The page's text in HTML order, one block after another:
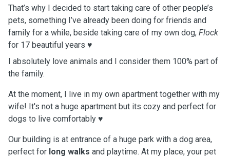
That’s why I decided to start taking care of other people’s
pets, something I’ve already been doing for friends and
family for a while, beside taking care of my own dog, Flock
for 17 beautiful years ♥️
I absolutely love animals and I consider them 100% part of
the family.
At the moment, I live in my own apartment together with my
wife! It's not a huge apartment but its cozy and perfect for
dogs to live comfortably ♥️
Our building is at entrance of a huge park with a dog area,
perfect for long walks and playtime. At my place, your pet